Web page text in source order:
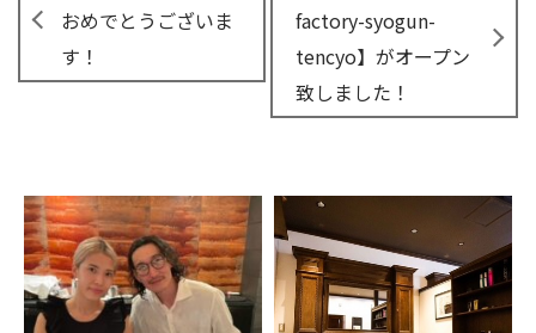
おめでとうございま
す！
factory-syogun-
tencyo】がオープン
致しました！